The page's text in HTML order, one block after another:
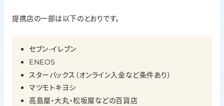
提携店の一部は以下のとおりです。
セブン-イレブン
ENEOS
スターバックス（オンライン入金など条件あり）
マツモトキヨシ
高島屋・大丸・松坂屋などの百貨店